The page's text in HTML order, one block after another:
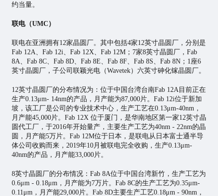
约当量。
联电（UMC）
联电在亚洲拥有12家晶圆厂。其中包括4家12英寸晶圆厂，分别是
Fab 12A、Fab 12i、Fab 12X、Fab 12M；7家8英寸晶圆厂，Fab
8A、Fab 8C、Fab 8D、Fab 8E、Fab 8F、Fab 8S、Fab 8N；1座6
英寸晶圆厂，子公司联颖光电（Wavetek）六英寸砷化镓晶圆厂。
12英寸晶圆厂的分布情况为：位于中国台湾台南Fab 12A目前正在
生产0.13μm- 14nm的产品，月产能为87,000片。Fab 12i位于新加
坡，该工厂是公司的专业技术中心，生产工艺在0.13μm-40nm，
月产能45,000片。Fab 12X 位于厦门，是华南地区第一家12英寸晶
圆代工厂，于2016年开始量产，主要生产工艺为40nm - 22nm的晶
圆，月产能5万片。Fab 12M位于日本，是联电从日本富士通半导
体公司收购而来，2019年10月被联电完全收购，生产0.13μm-
40nm的产品，月产能33,000片。
8英寸晶圆厂的分布情况：Fab 8A位于中国台湾新竹，生产工艺为
0.6μm - 0.18μm，月产能为7万片。Fab 8C的生产工艺为0.35μm-
0.11μm，月产能29,000片。Fab 8D主要生产工艺0.18μm - 90nm，